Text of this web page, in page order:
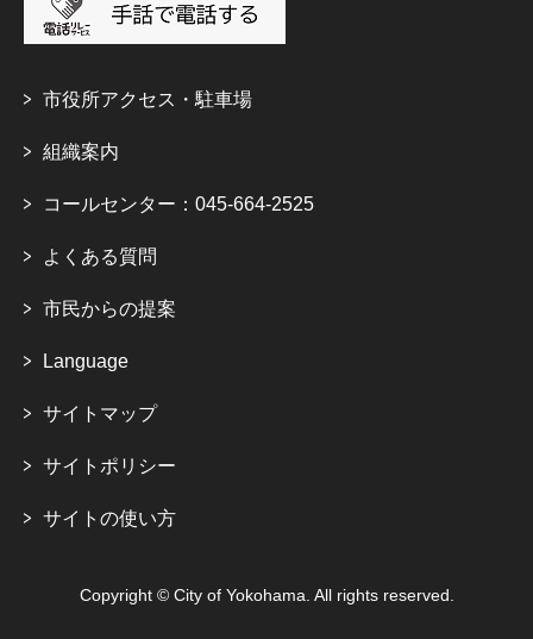
市役所アクセス・駐車場
組織案内
コールセンター：045-664-2525
よくある質問
市民からの提案
Language
サイトマップ
サイトポリシー
サイトの使い方
Copyright © City of Yokohama. All rights reserved.